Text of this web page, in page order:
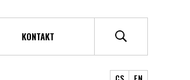
KONTAKT